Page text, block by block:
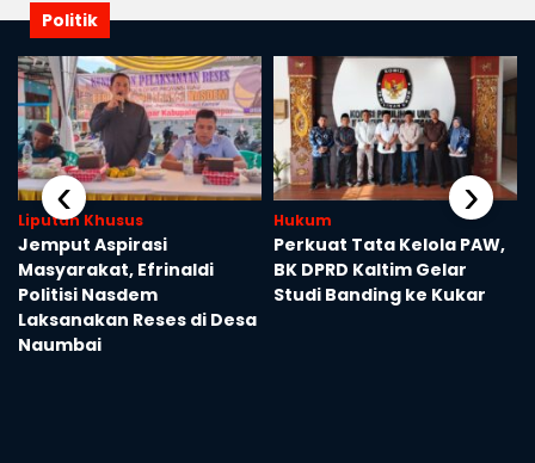
Liputan Khusus
Jemput Aspirasi
Masyarakat, Efrinaldi
Politisi Nasdem
Laksanakan Reses di Desa
Hukum
Perkuat Tata Kelola PAW,
BK DPRD Kaltim Gelar
‹ ›